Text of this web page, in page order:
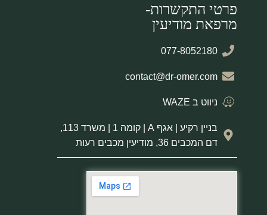
פרטי התקשרות-
מרפאת מודיעין
077-8052180
contact@dr-omer.com
ניווט ב WAZE
בניין רקיע | אגף A | קומה 1 | משרד 113,
דם המכבים 36, מודיעין מכבים רעות